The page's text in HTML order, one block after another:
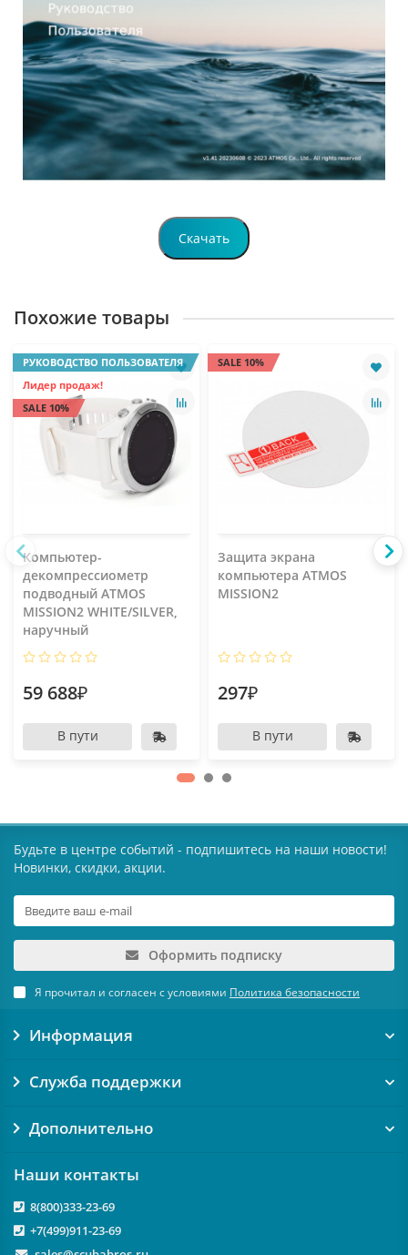
Скачать
Похожие товары
РУКОВОДСТВО ПОЛЬЗОВАТЕЛЯ
Лидер продаж!
SALE 10%
Компьютер-
декомпрессиометр
подводный ATMOS
MISSION2 WHITE/SILVER,
наручный
59 688₽
В пути
SALE 10%
Защита экрана
компьютера ATMOS
MISSION2
297₽
В пути
Будьте в центре событий - подпишитесь на наши новости!
Новинки, скидки, акции.
Оформить подписку
Я прочитал и согласен с условиями Политика безопасности
Информация
Служба поддержки
Дополнительно
Наши контакты
8(800)333-23-69
+7(499)911-23-69